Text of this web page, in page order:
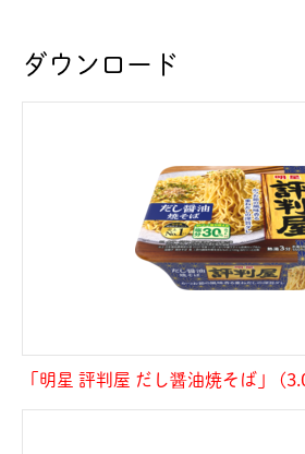
ダウンロード
「明星 評判屋 だし醤油焼そば」